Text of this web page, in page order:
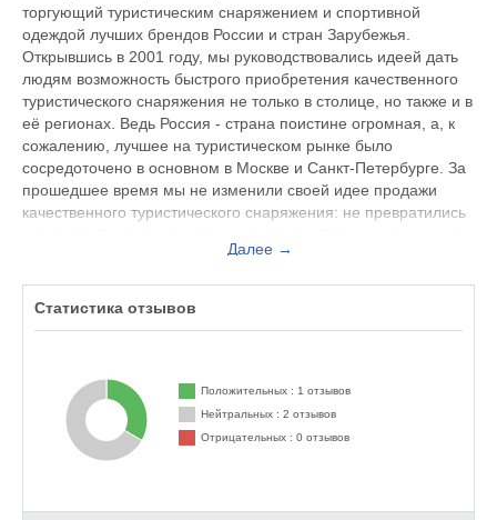
торгующий туристическим снаряжением и спортивной
одеждой лучших брендов России и стран Зарубежья.
Открывшись в 2001 году, мы руководствовались идеей дать
людям возможность быстрого приобретения качественного
туристического снаряжения не только в столице, но также и в
её регионах. Ведь Россия - страна поистине огромная, а, к
сожалению, лучшее на туристическом рынке было
сосредоточено в основном в Москве и Санкт-Петербурге. За
прошедшее время мы не изменили своей идее продажи
качественного туристического снаряжения: не превратились
книг и белья и заканчивая сувенирами и едой. Мы гордимся
количество, а качество!
время чуть ли не половина наших альпинистов и водников
оставались с отмороженными или ампутированными
пальцами, больными спинами, переохлаждением
внутренних органов и другими серьёзными последствиями
Далее →
Статистика отзывов
Положительных : 1 отзывов
Нейтральных : 2 отзывов
Отрицательных : 0 отзывов